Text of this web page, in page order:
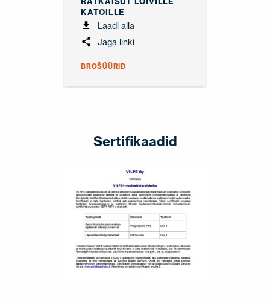
KATOILLE
Laadi alla
Jaga linki
BROŠÜÜRID
Sertifikaadid